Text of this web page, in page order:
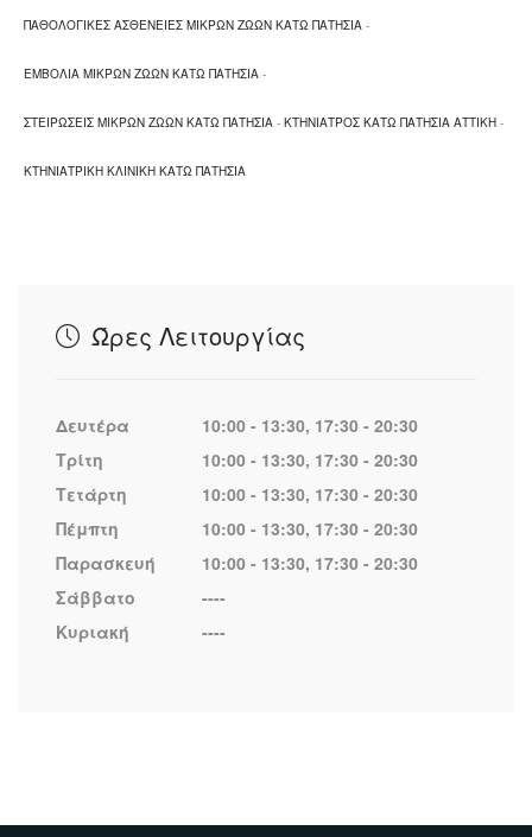
ΠΑΘΟΛΟΓΙΚΕΣ ΑΣΘΕΝΕΙΕΣ ΜΙΚΡΩΝ ΖΩΩΝ ΚΑΤΩ ΠΑΤΗΣΙΑ -
ΕΜΒΟΛΙΑ ΜΙΚΡΩΝ ΖΩΩΝ ΚΑΤΩ ΠΑΤΗΣΙΑ -
ΣΤΕΙΡΩΣΕΙΣ ΜΙΚΡΩΝ ΖΩΩΝ ΚΑΤΩ ΠΑΤΗΣΙΑ - ΚΤΗΝΙΑΤΡΟΣ ΚΑΤΩ ΠΑΤΗΣΙΑ ΑΤΤΙΚΗ -
ΚΤΗΝΙΑΤΡΙΚΗ ΚΛΙΝΙΚΗ ΚΑΤΩ ΠΑΤΗΣΙΑ
Ώρες Λειτουργίας
Δευτέρα
10:00 - 13:30, 17:30 - 20:30
Τρίτη
10:00 - 13:30, 17:30 - 20:30
Τετάρτη
10:00 - 13:30, 17:30 - 20:30
Πέμπτη
10:00 - 13:30, 17:30 - 20:30
Παρασκευή
10:00 - 13:30, 17:30 - 20:30
Σάββατο
----
Κυριακή
----